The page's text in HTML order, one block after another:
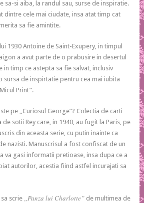
sa-si aiba, la randul sau, surse de inspiratie.
dintre cele mai ciudate, insa atat timp cat
sa fie amintite.
1930 Antoine de Saint-Exupery, in timpul
a avut parte de o prabusire in desertul
in timp ce astepta sa fie salvat, inclusiv
sursa de inspirtatie pentru cea mai iubita
Print”.
pe „Curiosul George”? Colectia de carti
sotii Rey care, in 1940, au fugit la Paris, pe
din aceasta serie, cu putin inainte ca
nazisti. Manuscrisul a fost confiscat de un
va gasi informatii pretioase, insa dupa ce a
autorilor, acestia fiind astfel incurajati sa
scrie „Panza lui Charlotte”de multimea de